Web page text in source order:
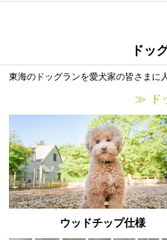
ドッ
東海のドッグランを愛犬家の皆さまに
≫ ド
ウッドチップ仕様